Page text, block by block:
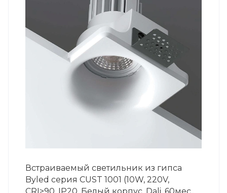
Встраиваемый светильник из гипса
Byled серия CUST 1001 (10W, 220V,